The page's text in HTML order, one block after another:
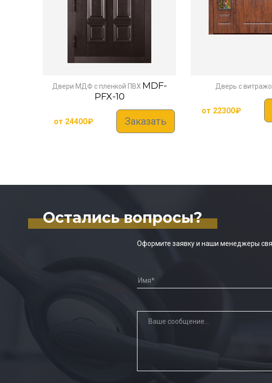
Двери МДФ с пленкой ПВХ MDF-
PFX-10
от 24400₽ Заказать
Дверь с
от 22300₽
Остались вопросы?
Оформите заявку и наши менеджеры